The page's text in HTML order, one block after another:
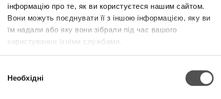
інформацію про те, як ви користуєтеся нашим сайтом.
Вони можуть поєднувати її з іншою інформацією, яку ви
їм надали або яку вони зібрали під час вашого
користування їхніми службами.
згодиНеобхідні
П'ятниця
09:00 - 21:00
Субота
09:00 - 21:00
Niedziela handlowa
Więcej informacji